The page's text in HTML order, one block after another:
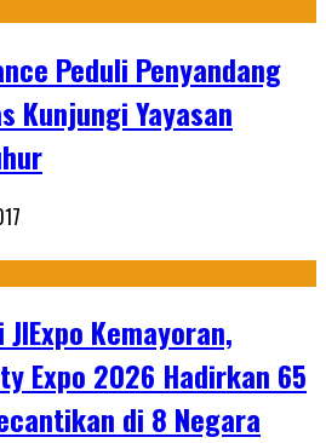
Peduli Penyandang
Kunjungi Yayasan
Kemayoran,
Expo 2026 Hadirkan 65
di 8 Negara